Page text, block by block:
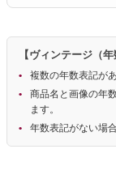
【ヴィンテージ（
複数の年数表記が
商品名と画像の年
ます。
年数表記がない場合